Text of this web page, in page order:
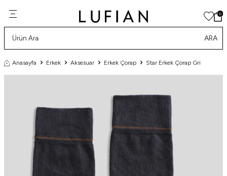
0
ARA
Anasayfa Erkek Aksesuar Erkek Çorap Star Erkek Çorap Gri